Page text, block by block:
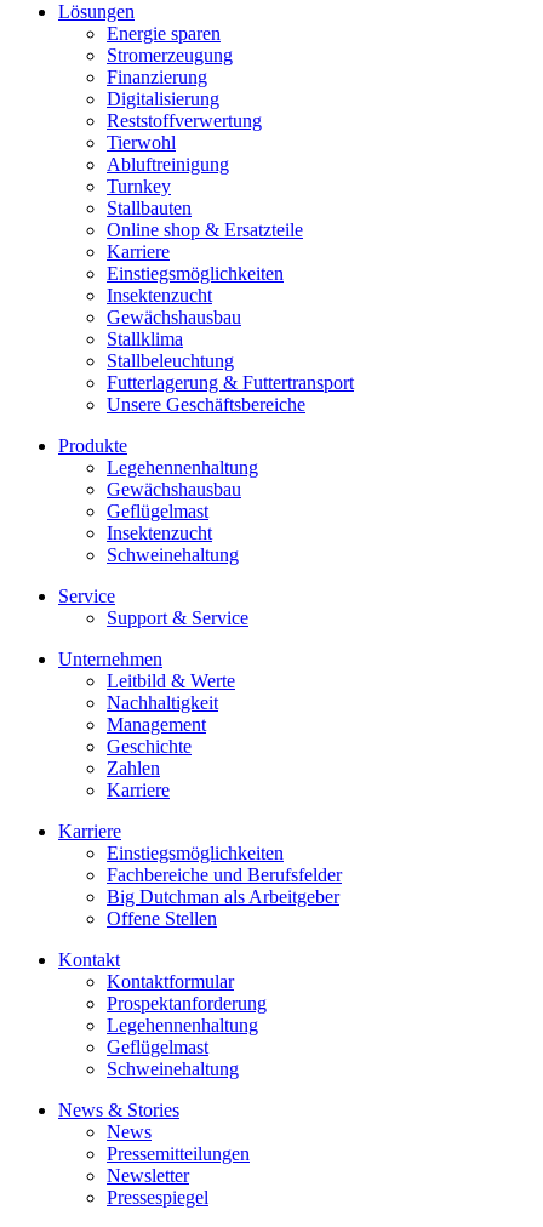
Lösungen
Energie sparen
Stromerzeugung
Finanzierung
Digitalisierung
Reststoffverwertung
Tierwohl
Abluftreinigung
Turnkey
Stallbauten
Online shop & Ersatzteile
Karriere
Einstiegsmöglichkeiten
Insektenzucht
Gewächshausbau
Stallklima
Stallbeleuchtung
Futterlagerung & Futtertransport
Unsere Geschäftsbereiche
Produkte
Legehennenhaltung
Gewächshausbau
Geflügelmast
Insektenzucht
Schweinehaltung
Service
Support & Service
Unternehmen
Leitbild & Werte
Nachhaltigkeit
Management
Geschichte
Zahlen
Karriere
Karriere
Einstiegsmöglichkeiten
Fachbereiche und Berufsfelder
Big Dutchman als Arbeitgeber
Offene Stellen
Kontakt
Kontaktformular
Prospektanforderung
Legehennenhaltung
Geflügelmast
Schweinehaltung
News & Stories
News
Pressemitteilungen
Newsletter
Pressespiegel